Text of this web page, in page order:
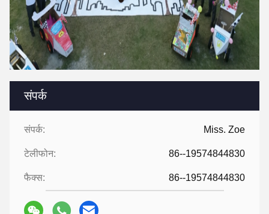
संपर्क
संपर्क: Miss. Zoe
टेलीफोन: 86--19574844830
फैक्स: 86--19574844830